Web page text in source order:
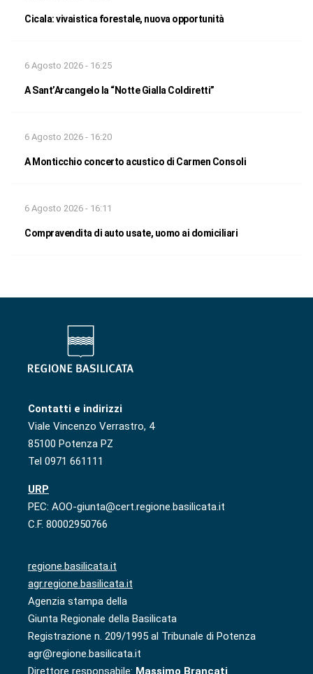
Cicala: vivaistica forestale, nuova opportunità
6 Agosto 2026 - 16:25
A Sant’Arcangelo la “Notte Gialla Coldiretti”
6 Agosto 2026 - 16:20
A Monticchio concerto acustico di Carmen Consoli
6 Agosto 2026 - 16:11
Compravendita di auto usate, uomo ai domiciliari
Contatti e indirizzi
Viale Vincenzo Verrastro, 4
85100 Potenza PZ
Tel 0971 661111
URP
PEC: AOO-giunta@cert.regione.basilicata.it
C.F. 80002950766
regione.basilicata.it
agr.regione.basilicata.it
Agenzia stampa della
Giunta Regionale della Basilicata
Registrazione n. 209/1995 al Tribunale di Potenza
agr@regione.basilicata.it
Direttore responsabile: Massimo Brancati